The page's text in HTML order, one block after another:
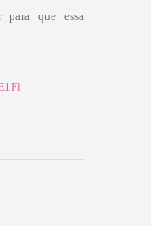
que essa